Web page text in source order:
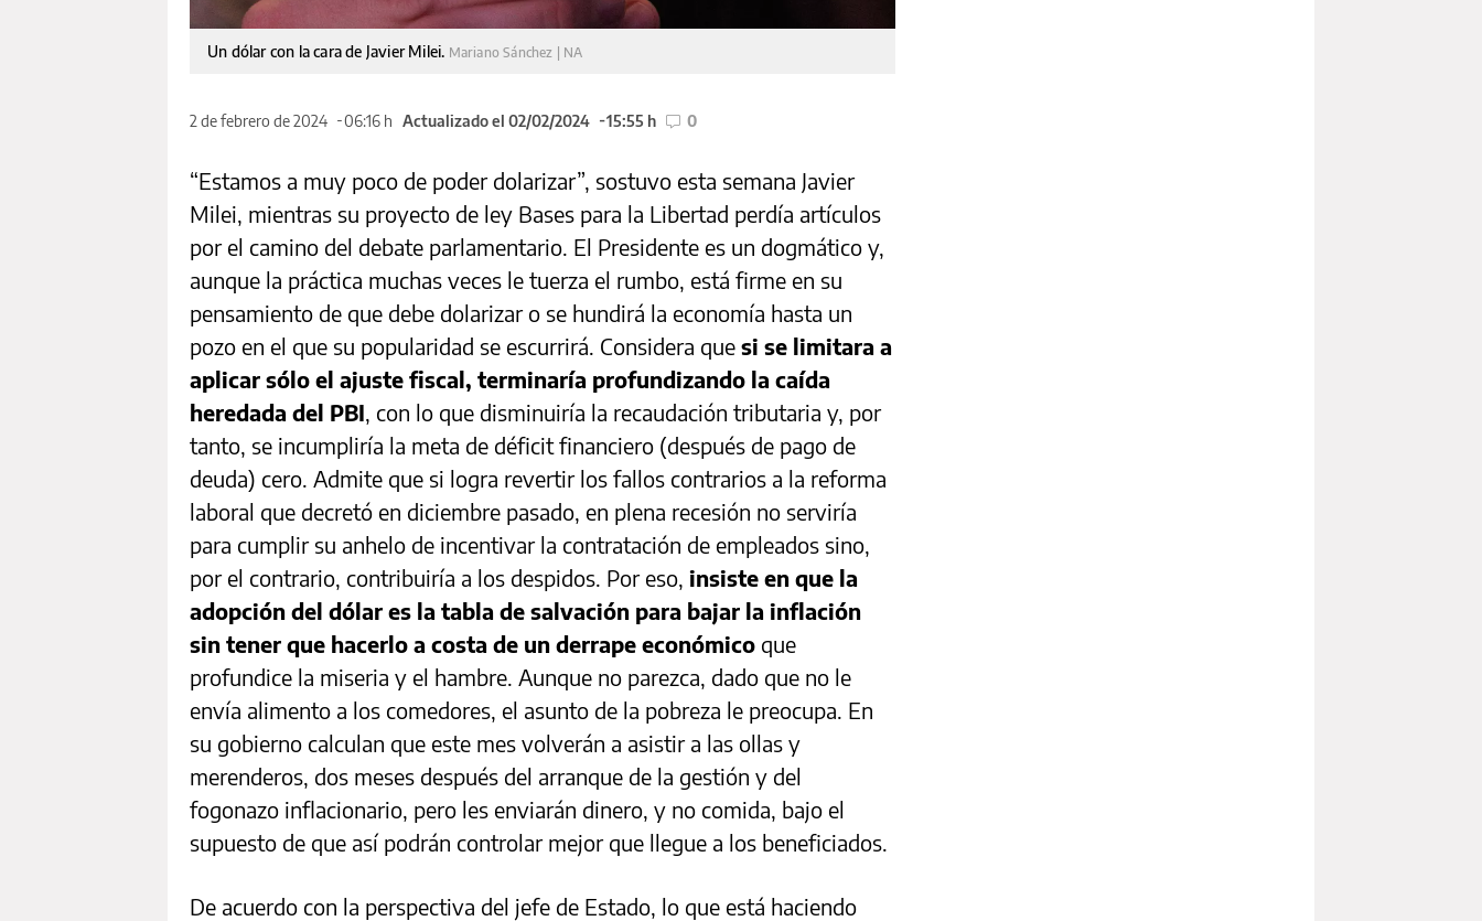
Un dólar con la cara de Javier Milei. Mariano Sánchez | NA
2 de febrero de 2024 06:16 h Actualizado el 02/02/2024 15:55 h 0
“Estamos a muy poco de poder dolarizar”, sostuvo esta semana Javier
Milei, mientras su proyecto de ley Bases para la Libertad perdía artículos
por el camino del debate parlamentario. El Presidente es un dogmático y,
aunque la práctica muchas veces le tuerza el rumbo, está firme en su
pensamiento de que debe dolarizar o se hundirá la economía hasta un
pozo en el que su popularidad se escurrirá. Considera que si se limitara a
aplicar sólo el ajuste fiscal, terminaría profundizando la caída
heredada del PBI, con lo que disminuiría la recaudación tributaria y, por
tanto, se incumpliría la meta de déficit financiero (después de pago de
deuda) cero. Admite que si logra revertir los fallos contrarios a la reforma
laboral que decretó en diciembre pasado, en plena recesión no serviría
para cumplir su anhelo de incentivar la contratación de empleados sino,
por el contrario, contribuiría a los despidos. Por eso, insiste en que la
adopción del dólar es la tabla de salvación para bajar la inflación
sin tener que hacerlo a costa de un derrape económico que
profundice la miseria y el hambre. Aunque no parezca, dado que no le
envía alimento a los comedores, el asunto de la pobreza le preocupa. En
su gobierno calculan que este mes volverán a asistir a las ollas y
merenderos, dos meses después del arranque de la gestión y del
fogonazo inflacionario, pero les enviarán dinero, y no comida, bajo el
supuesto de que así podrán controlar mejor que llegue a los beneficiados.
De acuerdo con la perspectiva del jefe de Estado, lo que está haciendo